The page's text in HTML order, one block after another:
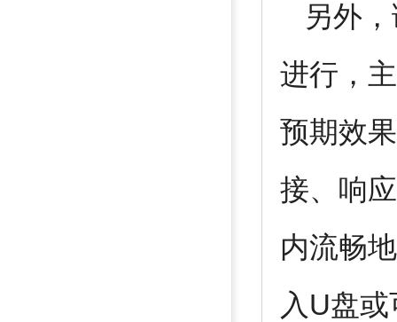
另外，
进行，
预期效
接、响
内流畅
入U盘